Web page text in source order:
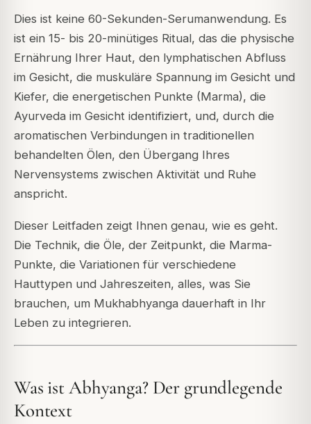
Dies ist keine 60-Sekunden-Serumanwendung. Es
ist ein 15- bis 20-minütiges Ritual, das die physische
Ernährung Ihrer Haut, den lymphatischen Abfluss
im Gesicht, die muskuläre Spannung im Gesicht und
Kiefer, die energetischen Punkte (Marma), die
Ayurveda im Gesicht identifiziert, und, durch die
aromatischen Verbindungen in traditionellen
behandelten Ölen, den Übergang Ihres
Nervensystems zwischen Aktivität und Ruhe
anspricht.
Dieser Leitfaden zeigt Ihnen genau, wie es geht.
Die Technik, die Öle, der Zeitpunkt, die Marma-
Punkte, die Variationen für verschiedene
Hauttypen und Jahreszeiten, alles, was Sie
brauchen, um Mukhabhyanga dauerhaft in Ihr
Leben zu integrieren.
Was ist Abhyanga? Der grundlegende
Kontext